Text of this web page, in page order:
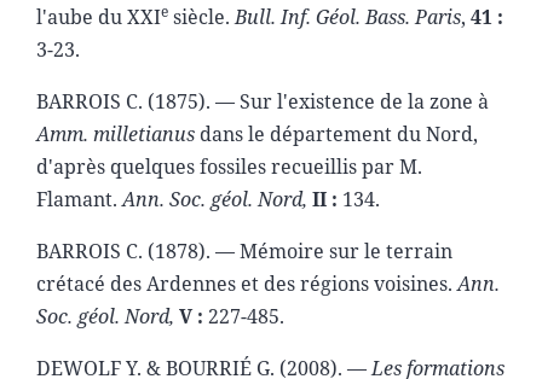
l'aube du XXIe siècle.Bull. Inf. Géol. Bass. Paris, 41 :
3-23.
BARROIS C. (1875). — Sur l'existence de la zone à
Amm. milletianus dans le département du Nord,
d'après quelques fossiles recueillis par M.
Flamant.Ann. Soc. géol. Nord, II : 134.
BARROIS C. (1878). — Mémoire sur le terrain
crétacé des Ardennes et des régions voisines.Ann.
Soc. géol. Nord, V : 227-485.
DEWOLF Y. & BOURRIÉ G. (2008). —Les formations